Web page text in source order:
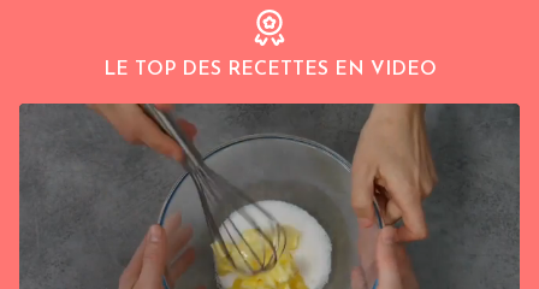
LE TOP DES RECETTES EN VIDEO